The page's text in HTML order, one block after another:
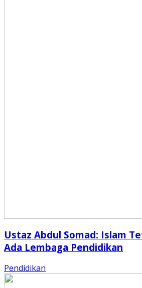
Ustaz Abdul Somad: Islam
Ada Lembaga Pendidikan
Pendidikan